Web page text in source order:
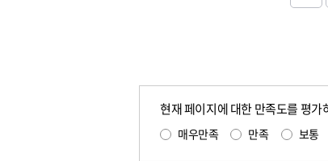
현재 페이지에 대한 만족도를 평가
매우만족 만족 보통